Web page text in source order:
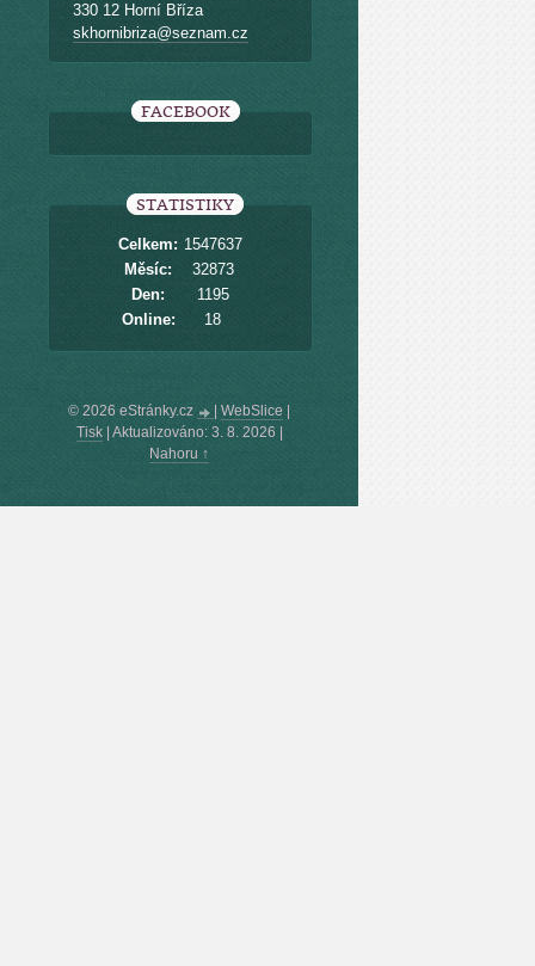
330 12 Horní Bříza
skhornibriza@seznam.cz
FACEBOOK
STATISTIKY
Online: 18
Celkem: 1547637
Měsíc:
32873
Den:
1195
© 2026 eStránky.cz WebSlice
Tisk| Aktualizováno: 3. 8. 2026
Nahoru ↑